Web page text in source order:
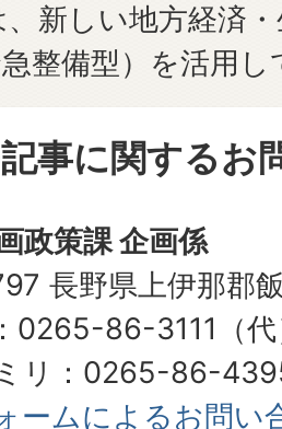
新しい地方経済
急整備型）を活用
事に関するお
政策課 企画係
長野県上伊那郡
0265-86-3111（
リ：0265-86-
ームによるお問い